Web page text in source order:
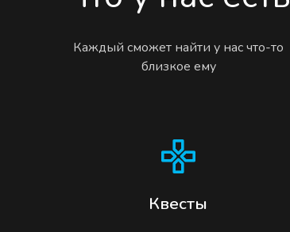
Каждый сможет найти у нас что-то
близкое ему
Квесты